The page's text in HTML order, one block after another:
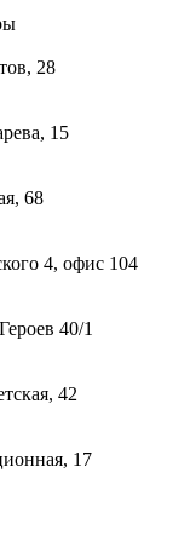
28
15
68
4, офис 104
40/1
42
17